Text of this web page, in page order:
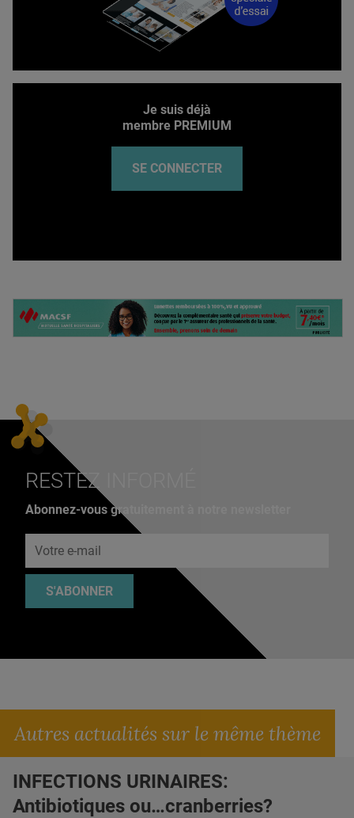
Je suis déjà
membre PREMIUM
SE CONNECTER
RESTEZ INFORMÉ
Abonnez-vous gratuitement à notre newsletter
S'ABONNER
Autres actualités sur le même thème
INFECTIONS URINAIRES:
Antibiotiques ou…cranberries?